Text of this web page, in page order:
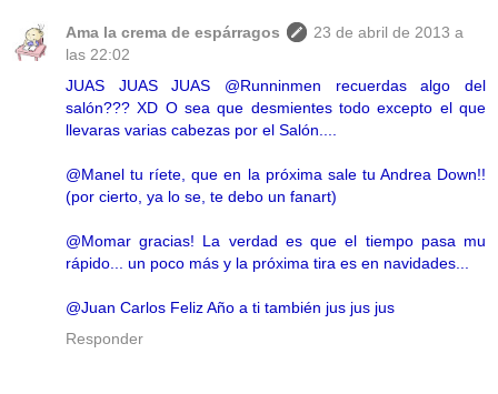
Ama la crema de espárragos
23 de abril de 2013 a
las 22:02
JUAS JUAS JUAS @Runninmen recuerdas algo del
salón??? XD O sea que desmientes todo excepto el que
llevaras varias cabezas por el Salón....
@Manel tu ríete, que en la próxima sale tu Andrea Down!!
(por cierto, ya lo se, te debo un fanart)
@Momar gracias! La verdad es que el tiempo pasa mu
rápido... un poco más y la próxima tira es en navidades...
@Juan Carlos Feliz Año a ti también jus jus jus
Responder